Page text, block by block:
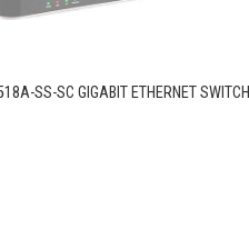
SS-SC GIGABIT ETHERNET SWITCH